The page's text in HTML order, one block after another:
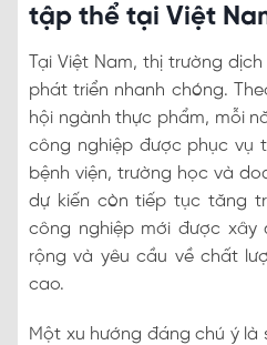
tập thể tại Việt
Tại Việt Nam, thị trường
phát triển nhanh chóng.
hội ngành thực phẩm, mỗi
công nghiệp được phục vụ
bệnh viện, trường học và
dự kiến còn tiếp tục tăng
công nghiệp mới được
rộng và yêu cầu về chất
cao.
Một xu hướng đáng chú ý là